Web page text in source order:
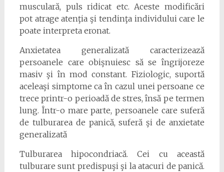
musculară, puls ridicat etc. Aceste modificări
pot atrage atenţia şi tendinţa individului care le
poate interpreta eronat.
Anxietatea generalizată caracterizează
persoanele care obişnuiesc să se îngrijoreze
masiv şi în mod constant. Fiziologic, suportă
aceleaşi simptome ca în cazul unei persoane ce
trece printr-o perioadă de stres, însă pe termen
lung. Într-o mare parte, persoanele care suferă
de tulburarea de panică, suferă şi de anxietate
generalizată
Tulburarea hipocondriacă. Cei cu această
tulburare sunt predispuşi şi la atacuri de panică.